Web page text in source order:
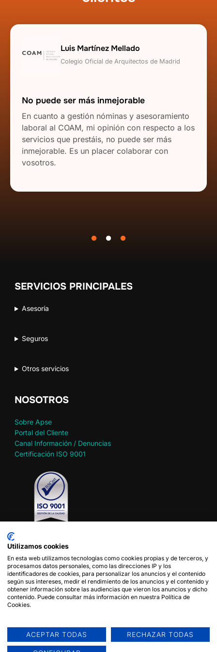
Luis Martínez Mellado
Colegio Oficial de Arquitectos de Madrid
No puede ser más inmejorable
En cuanto a gestión nóminas y asesoramiento
laboral al COAM, mi opinión con respecto a los
servicios que prestáis, no puede ser más
inmejorable. Es un placer colaborar con
vosotros.
SERVICIOS PRINCIPALES
Asesoría
Seguros
Otros servicios
NOSOTROS
Sobre Apse
Portal del Cliente
Canal Información / Denuncias
Certificación ISO 9001
Política de privacidad
Política de cookies
Aviso legal
Condiciones de uso del sitio web
Contacto
Utilizamos cookies
En esta web utilizamos tecnologías como cookies propias y de terceros, y
procesamos datos personales, como las direcciones IP y los
identificadores de cookies, para personalizar los anuncios y el contenido
según sus intereses, medir el rendimiento de los anuncios y el contenido y
obtener información sobre las audiencias que vieron los anuncios y dicho
contenido. Puede consultar más información en nuestra Política de
Cookies.
ACEPTAR TODAS RECHAZAR TODAS